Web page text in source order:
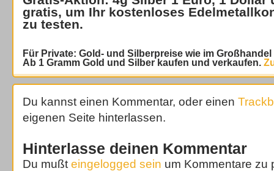
gratis, um Ihr kostenloses
zu testen.
Für Private: Gold- und Silberpreise wie im
Ab 1 Gramm Gold und Silber kaufen und verkaufen.
Du kannst einen Kommentar, oder einen
eigenen Seite hinterlassen.
Hinterlasse deinen Kommentar
Du mußt eingelogged sein um Kommentare zu